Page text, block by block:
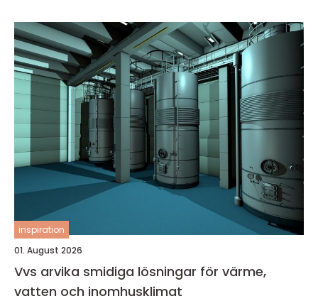
inspiration
01. August 2026
Vvs arvika smidiga lösningar för värme,
vatten och inomhusklimat